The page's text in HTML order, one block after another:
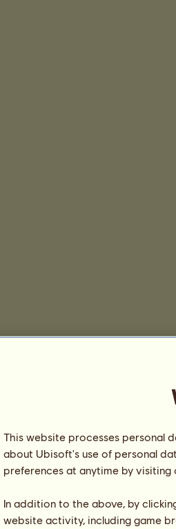
This website processes personal
about Ubisoft's use of personal
preferences at anytime by
In addition to the above, by
website activity, including game